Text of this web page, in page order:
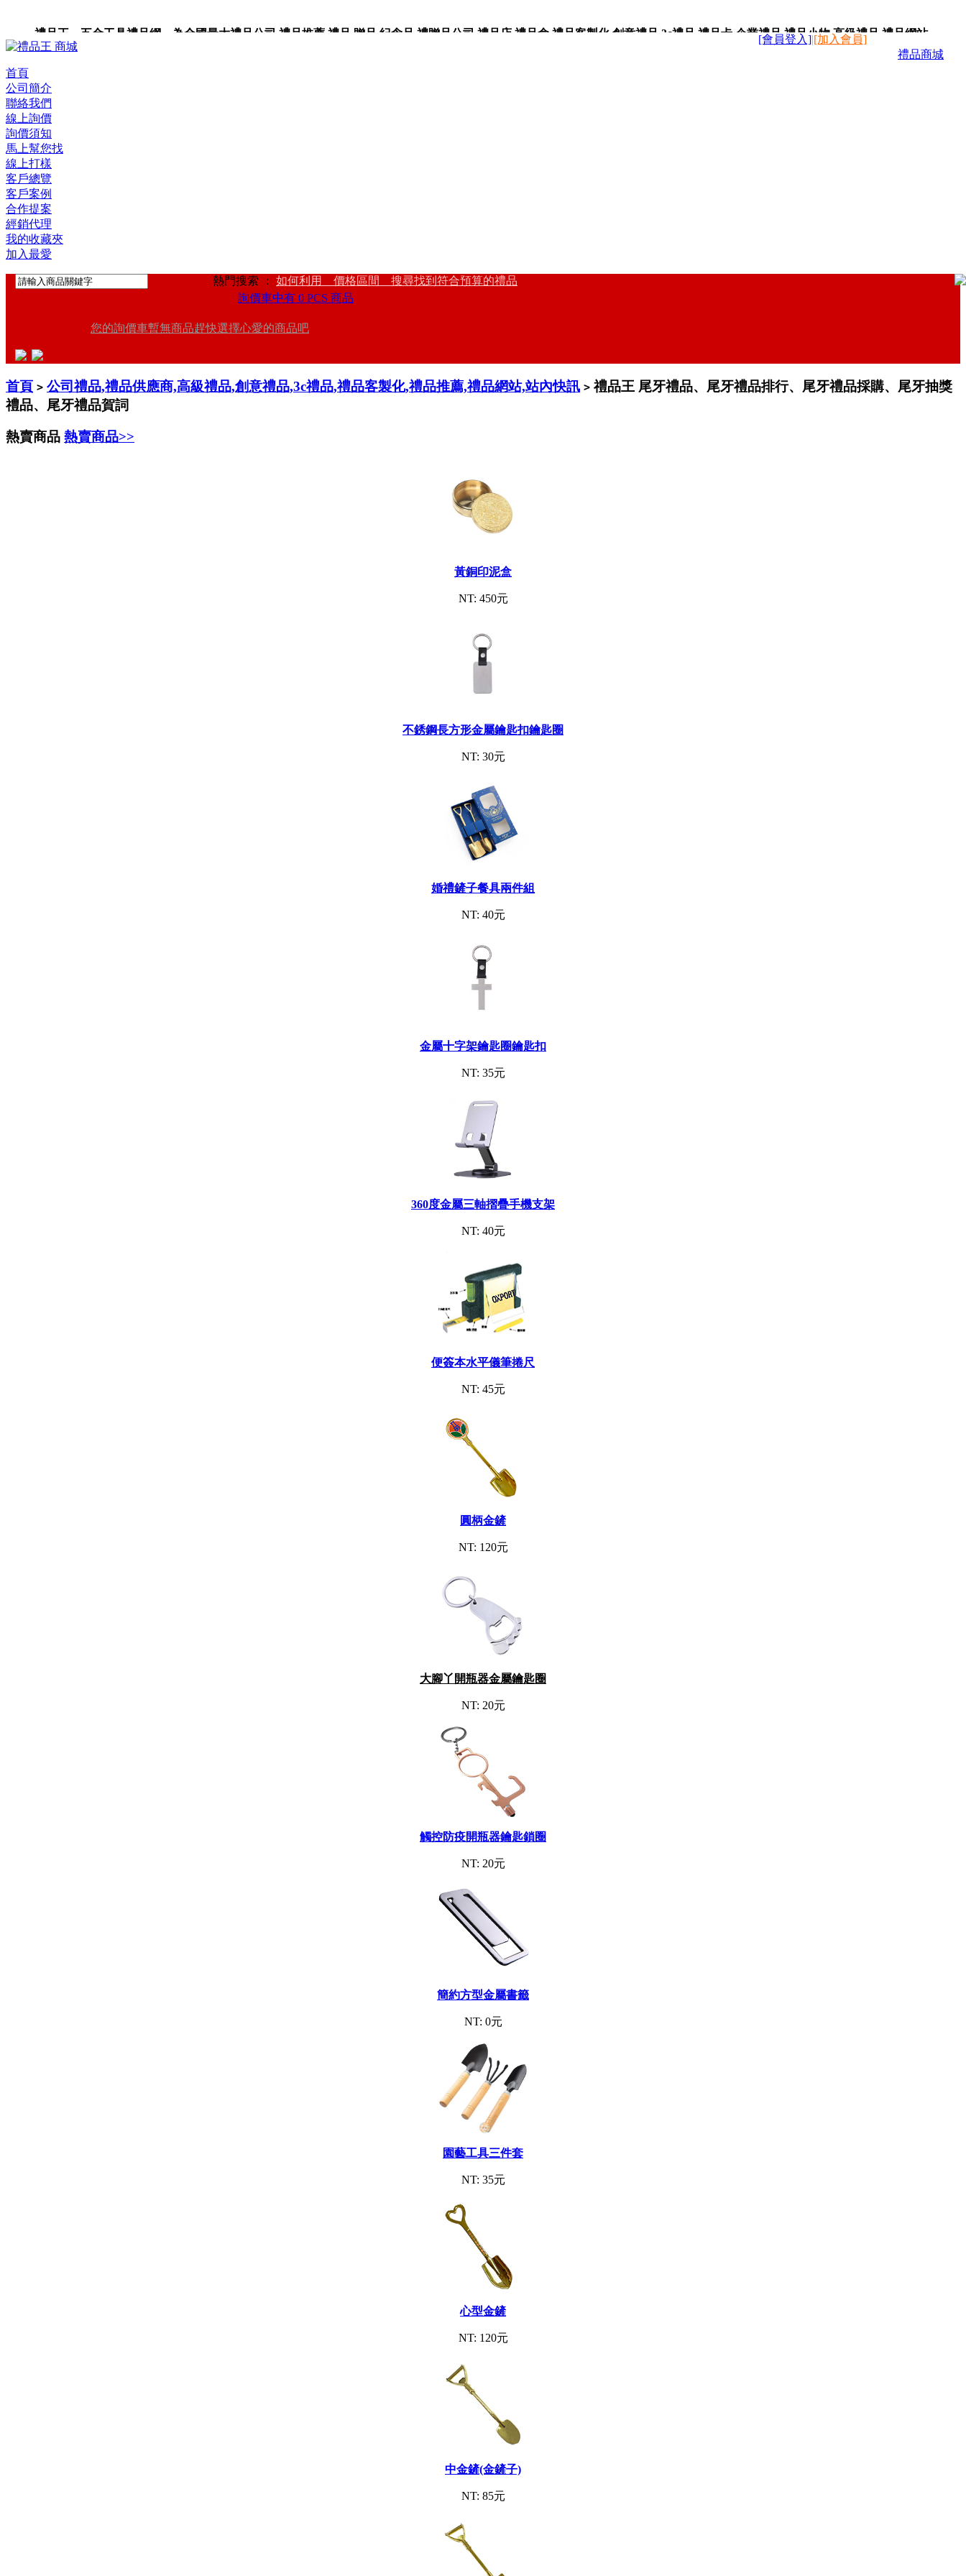
禮品王 五金工具禮品網 為全國最大禮品公司,禮品推薦,禮品,贈品,紀念品,禮贈品公司,禮品店,禮品盒,禮品客製化,創意禮品,3c禮品,禮品卡,企業禮品,禮品小物,高級禮品,禮品網站。
禮品商城
[會員登入]|[加入會員]
首頁
公司簡介
聯絡我們
線上詢價
詢價須知
馬上幫您找
線上打樣
客戶總覽
客戶案例
合作提案
經銷代理
我的收藏夾
加入最愛
熱門搜索 ： 如何利用 價格區間 搜尋找到符合預算的禮品
詢價車中有 0 PCS 商品
您的詢價車暫無商品趕快選擇心愛的商品吧
首頁 > 公司禮品,禮品供應商,高級禮品,創意禮品,3c禮品,禮品客製化,禮品推薦,禮品網站,站內快訊 > 禮品王 尾牙禮品、尾牙禮品排行、尾牙禮品採購、尾牙抽獎
禮品、尾牙禮品賀詞
熱賣商品 熱賣商品>>
黃銅印泥盒
NT: 450元
不銹鋼長方形金屬鑰匙扣鑰匙圈
NT: 30元
婚禮鏟子餐具兩件組
NT: 40元
金屬十字架鑰匙圈鑰匙扣
NT: 35元
360度金屬三軸摺疊手機支架
NT: 40元
便簽本水平儀筆捲尺
NT: 45元
圓柄金鏟
NT: 120元
大腳丫開瓶器金屬鑰匙圈
NT: 20元
觸控防疫開瓶器鑰匙鎖圈
NT: 20元
簡約方型金屬書籤
NT: 0元
園藝工具三件套
NT: 35元
心型金鏟
NT: 120元
中金鏟(金鏟子)
NT: 85元